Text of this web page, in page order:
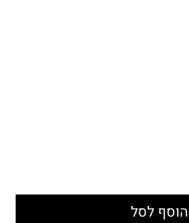
הוסף לסל